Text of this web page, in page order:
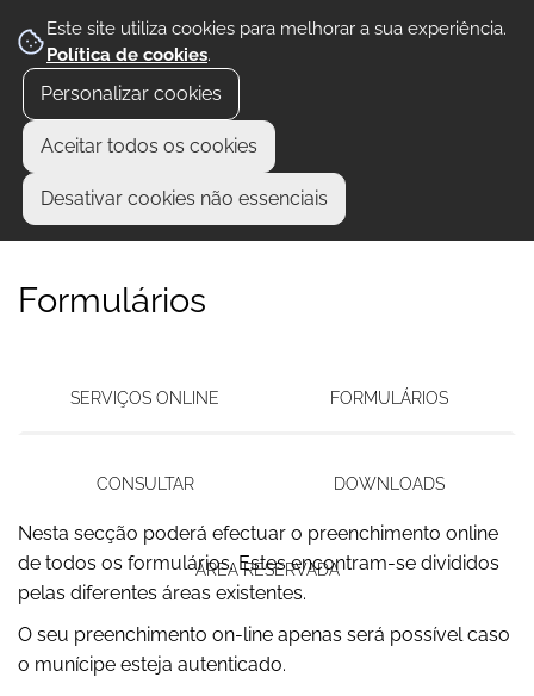
Este site utiliza cookies para melhorar a sua experiência.
Política de cookies.
Personalizar cookies
Aceitar todos os cookies
Desativar cookies não essenciais
Formulários
SERVIÇOS ONLINE FORMULÁRIOS
CONSULTAR DOWNLOADS
ÁREA RESERVADA
Nesta secção poderá efectuar o preenchimento online
de todos os formulários. Estes encontram-se divididos
pelas diferentes áreas existentes.
O seu preenchimento on-line apenas será possível caso
o munícipe esteja autenticado.